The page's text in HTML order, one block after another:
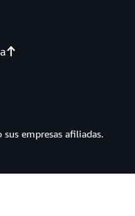
empresas afiliadas.